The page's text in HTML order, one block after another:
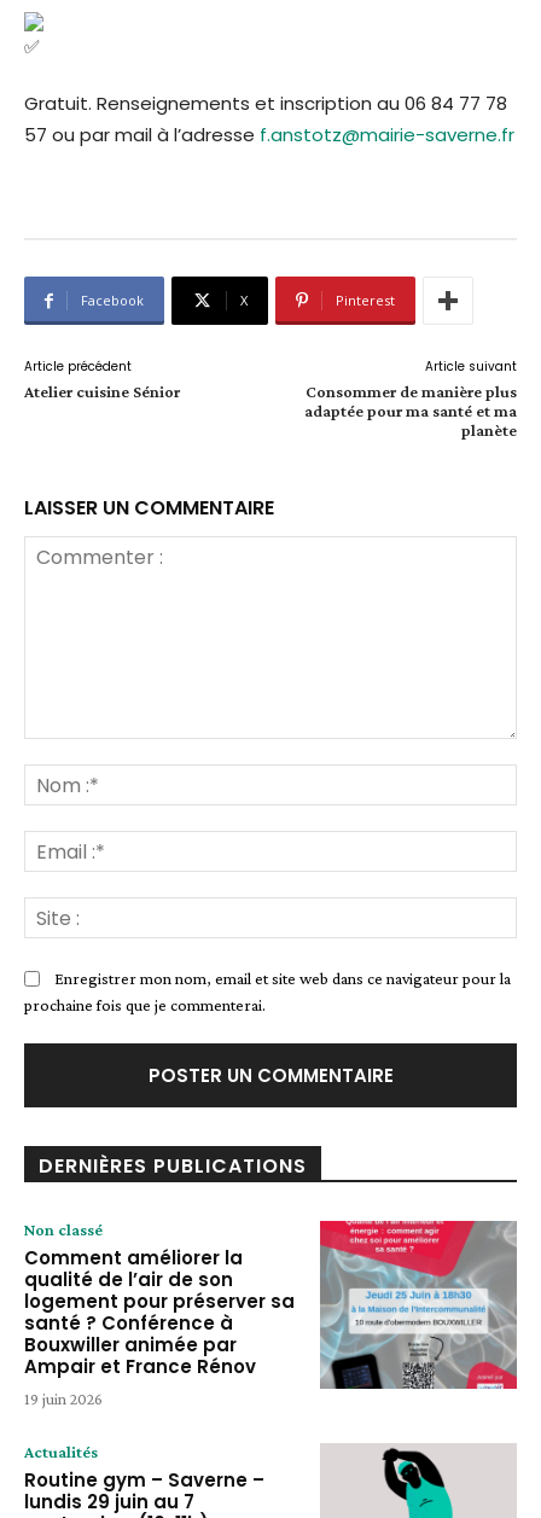
Gratuit. Renseignements et inscription au 06 84 77 78
57 ou par mail à l’adresse f.anstotz@mairie-saverne.fr
Facebook X Pinterest
Article précédent
Atelier cuisine Sénior
Article suivant
Consommer de manière plus
adaptée pour ma santé et ma
planète
LAISSER UN COMMENTAIRE
:*
:*
:
Enregistrer mon nom, email et site web dans ce navigateur pour la
prochaine fois que je commenterai.
DERNIÈRES PUBLICATIONS
Non classé
Comment améliorer la
qualité de l’air de son
logement pour préserver sa
santé ? Conférence à
Bouxwiller animée par
Ampair et France Rénov
19 juin 2026
Actualités
Routine gym – Saverne –
lundis 29 juin au 7